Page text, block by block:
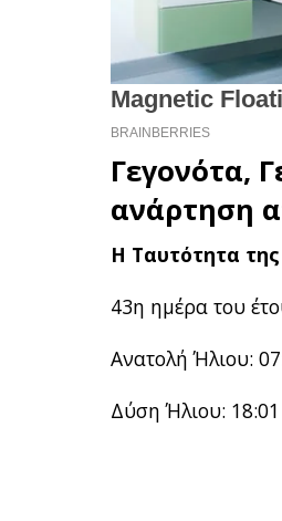
Γεγονότα,
ανάρτηση
Η Ταυτότητα
43η ημέρα του
Ανατολή Ήλιου:
Δύση Ήλιου: 18:01